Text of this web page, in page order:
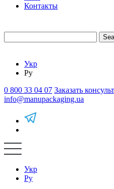
Контакты
Укр
Ру
0 800 33 04 07 Заказать
info@manupackaging.ua
Укр
Ру